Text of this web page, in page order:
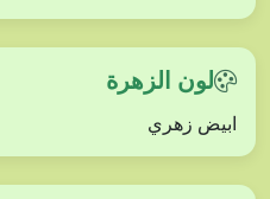
لون الزهرة
ابيض زهري